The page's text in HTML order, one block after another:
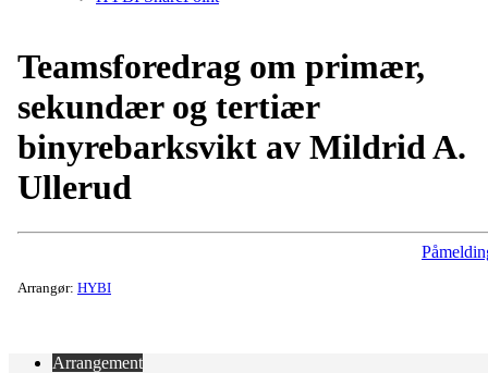
Teamsforedrag om primær,
sekundær og tertiær
binyrebarksvikt av Mildrid A.
Ullerud
Arrangør: HYBI
Arrangement